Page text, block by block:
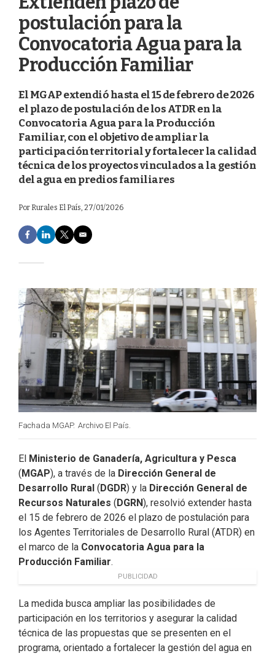
postulación para la
Convocatoria Agua para la
Producción Familiar
El MGAP extendió hasta el 15 de febrero de 2026
el plazo de postulación de los ATDR en la
Convocatoria Agua para la Producción
Familiar, con el objetivo de ampliar la
participación territorial y fortalecer la calidad
técnica de los proyectos vinculados a la gestión
del agua en predios familiares
Por Rurales El País, 27/01/2026
F
a
e
o
o
k
L
i
d
I
n
T
w
e
r
E
m
Fachada MGAP. Archivo El País.
El Ministerio de Ganadería, Agricultura y Pesca
( MGAP), a través de la Dirección General de
Desarrollo Rural ( DGDR) y la Dirección General de
Recursos Naturales ( DGRN), resolvió extender hasta
el 15 de febrero de 2026 el plazo de postulación para
los Agentes Territoriales de Desarrollo Rural (ATDR) en
el marco de la Convocatoria Agua para la
Producción Familiar.
PUBLICIDAD
La medida busca ampliar las posibilidades de
participación en los territorios y asegurar la calidad
técnica de las propuestas que se presenten en el
programa, orientado a fortalecer la gestión del agua en